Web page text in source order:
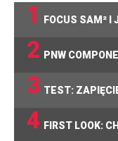
1
FOCUS SAM² I
2 PNW
3 TEST:
4 FIRST LOOK: